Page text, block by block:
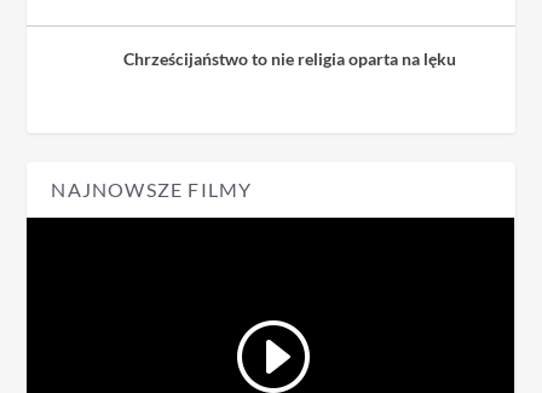
Chrześcijaństwo to nie religia oparta na lęku
NAJNOWSZE FILMY